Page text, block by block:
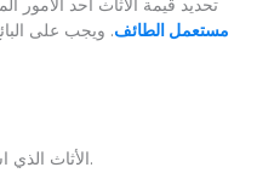
تحديد قيمة الأثاث أحد الأمور
مستعمل الطائف. ويجب على
الأثاث الذي استخدم لفترة قصيرة يكون قيمته أعلى.